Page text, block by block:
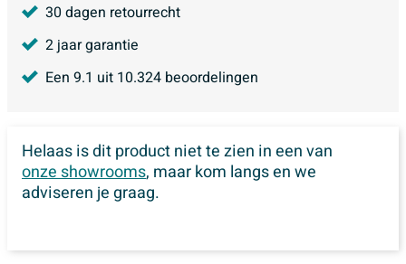
30 dagen retourrecht
2 jaar garantie
Een 9.1 uit 10.324 beoordelingen
Helaas is dit product niet te zien in een van
onze showrooms, maar kom langs en we
adviseren je graag.